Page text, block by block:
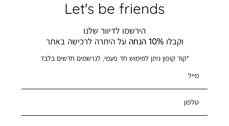
Let's be friends
הירשמו לדיוור שלנו
וקבלו10% הנחה על היתרה לרכישה באתר
*קוד קופון ניתן למימוש חד פעמי, לנרשמים חדשים בלבד
מייל
טלפון